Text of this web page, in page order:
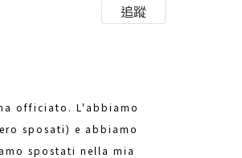
追蹤
officiato. L'abbiamo
sposati) e abbiamo
spostati nella mia